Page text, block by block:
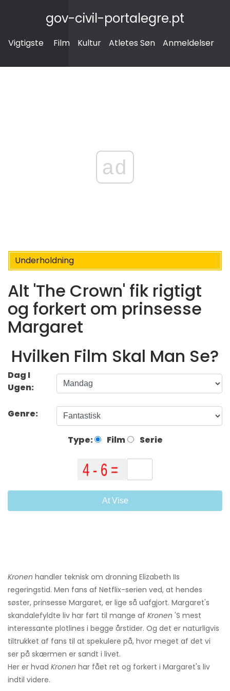
gov-civil-portalegre.pt
Vigtigste Film Kultur Atletes Søn Anmeldelser
ad
Underholdning
Alt 'The Crown' fik rigtigt
og forkert om prinsesse
Margaret
Hvilken Film Skal Man Se?
Dag I
Ugen:
Genre:
Type: Film Serie
At Vise
Kronen handler teknisk om dronning Elizabeth IIs
regeringstid. Men fans af Netflix-serien ved, at hendes
søster, prinsesse Margaret, er lige så uafgjort. Margaret's
skandalefyldte liv har ført til mange af Kronen 'S mest
interessante plotlines i begge årstider. Og det er naturligvis
tiltrukket af fans til at spekulere på, hvor meget af det vi
ser på skærmen er sandt i livet.
Her er hvad Kronen har fået ret og forkert i Margaret's liv
indtil videre.